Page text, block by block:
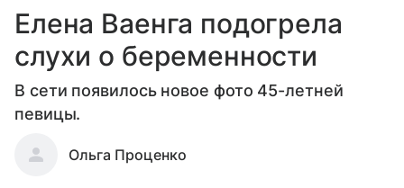
Елена Ваенга подогрела
слухи о беременности
В сети появилось новое фото 45-летней
певицы.
Ольга Проценко